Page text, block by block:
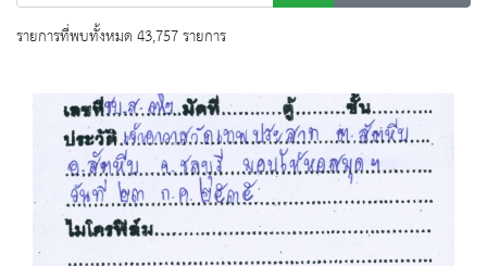
รายการที่พบทั้งหมด 43,757 รายการ